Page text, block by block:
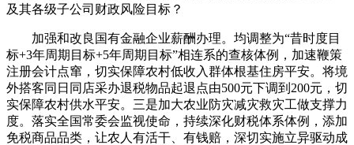
及其各级子公司财政风险目标？
加强和改良国有金融企业薪酬办理。均调整为“昔时度目
标+3年周期目标+5年周期目标”相连系的查核体例，加速鞭策
注册会计点窜，切实保障农村低收入群体根基住房平安。将境
外搭客同日同店采办退税物品起退点由500元下调到200元，切
实保障农村供水平安。三是加大农业防灾减灾救灾工做支撑力
度。落实全国常委会监视使命，持续深化财税体系体例，添加
免税商品品类，让农人有活干、有钱赔，深切实施立异驱动成